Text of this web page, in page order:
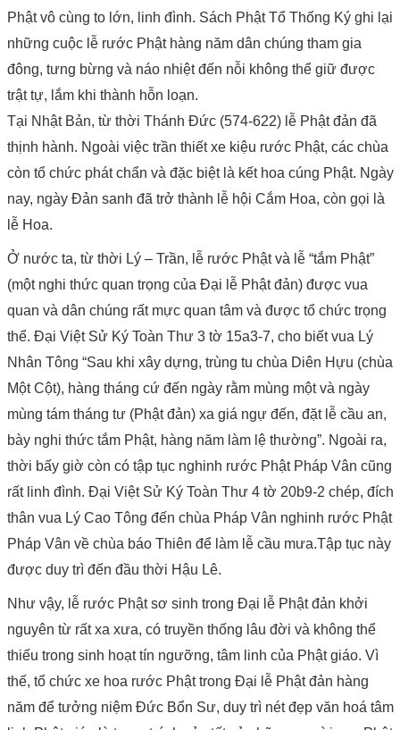
Phật vô cùng to lớn, linh đình. Sách Phật Tổ Thống Ký ghi lại
những cuộc lễ rước Phật hàng năm dân chúng tham gia
đông, tưng bừng và náo nhiệt đến nỗi không thể giữ được
trật tự, lắm khi thành hỗn loạn.
Tại Nhật Bản, từ thời Thánh Đức (574-622) lễ Phật đản đã
thịnh hành. Ngoài việc trần thiết xe kiệu rước Phật, các chùa
còn tổ chức phát chẩn và đặc biệt là kết hoa cúng Phật. Ngày
nay, ngày Đản sanh đã trở thành lễ hội Cắm Hoa, còn gọi là
lễ Hoa.
Ở nước ta, từ thời Lý – Trần, lễ rước Phật và lễ “tắm Phật”
(một nghi thức quan trọng của Đại lễ Phật đản) được vua
quan và dân chúng rất mực quan tâm và được tổ chức trọng
thể. Đại Việt Sử Ký Toàn Thư 3 tờ 15a3-7, cho biết vua Lý
Nhân Tông “Sau khi xây dựng, trùng tu chùa Diên Hựu (chùa
Một Cột), hàng tháng cứ đến ngày rằm mùng một và ngày
mùng tám tháng tư (Phật đản) xa giá ngự đến, đặt lễ cầu an,
bày nghi thức tắm Phật, hàng năm làm lệ thường”. Ngoài ra,
thời bấy giờ còn có tập tục nghinh rước Phật Pháp Vân cũng
rất linh đình. Đại Việt Sử Ký Toàn Thư 4 tờ 20b9-2 chép, đích
thân vua Lý Cao Tông đến chùa Pháp Vân nghinh rước Phật
Pháp Vân về chùa báo Thiên để làm lễ cầu mưa.Tập tục này
được duy trì đến đầu thời Hậu Lê.
Như vậy, lễ rước Phật sơ sinh trong Đại lễ Phật đản khởi
nguyên từ rất xa xưa, có truyền thống lâu đời và không thể
thiếu trong sinh hoạt tín ngưỡng, tâm linh của Phật giáo. Vì
thế, tổ chức xe hoa rước Phật trong Đại lễ Phật đản hàng
năm để tưởng niệm Đức Bổn Sư, duy trì nét đẹp văn hoá tâm